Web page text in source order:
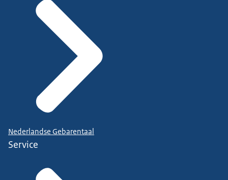
Nederlandse Gebarentaal
Service